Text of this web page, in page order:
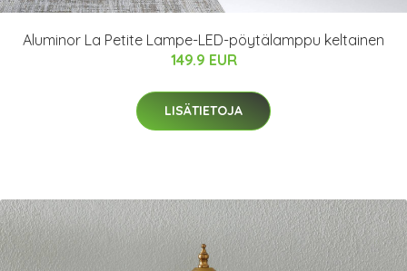
Aluminor La Petite Lampe-LED-pöytälamppu keltainen
149.9 EUR
LISÄTIETOJA